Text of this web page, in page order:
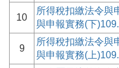
10
所得稅扣繳法令與
與申報實務(下
9
所得稅扣繳法令與
與申報實務(上